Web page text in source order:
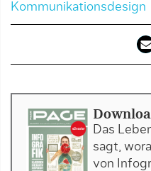
Kommunikationsdesign
Das
sagt,
von